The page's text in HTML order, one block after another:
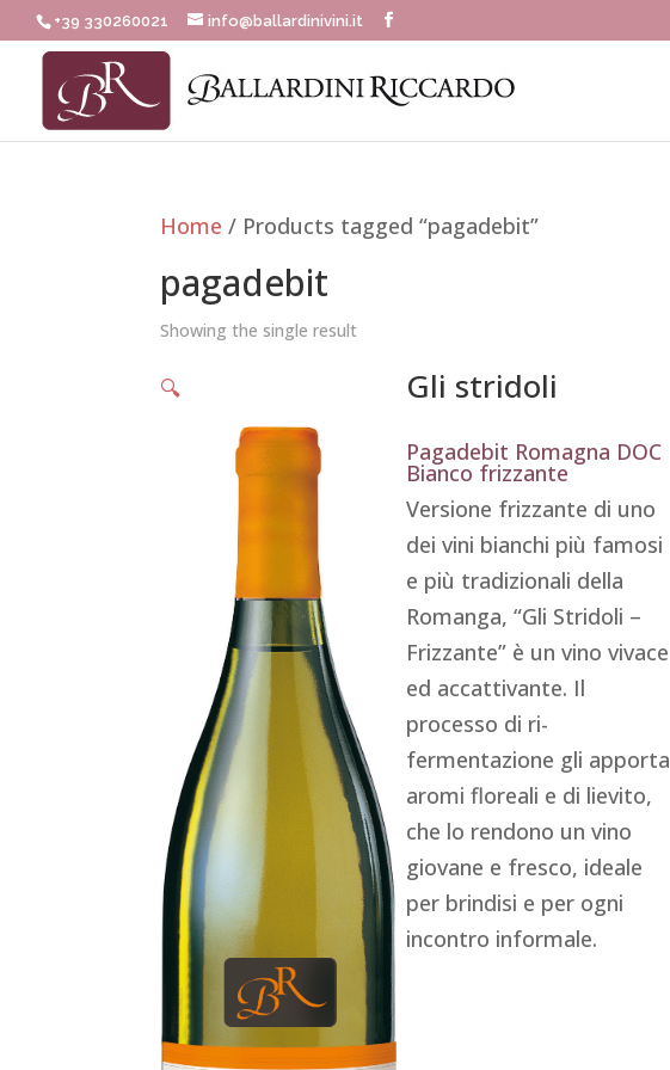
+39 330260021 info@ballardinivini.it
Home / Products tagged “pagadebit”
pagadebit
Showing the single result
🔍 Gli stridoli
Pagadebit Romagna DOC
Bianco frizzante
Versione frizzante di uno
dei vini bianchi più famosi
e più tradizionali della
Romanga, “Gli Stridoli –
Frizzante” è un vino vivace
ed accattivante. Il
processo di ri-
fermentazione gli apporta
aromi floreali e di lievito,
che lo rendono un vino
giovane e fresco, ideale
per brindisi e per ogni
incontro informale.